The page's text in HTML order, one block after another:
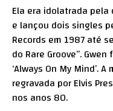
Ela era idolatrada
e lançou dois singles
Records em 1987 até
do Rare Groove”.
‘Always On My Mind’.
regravada por Elvis
nos anos 80.